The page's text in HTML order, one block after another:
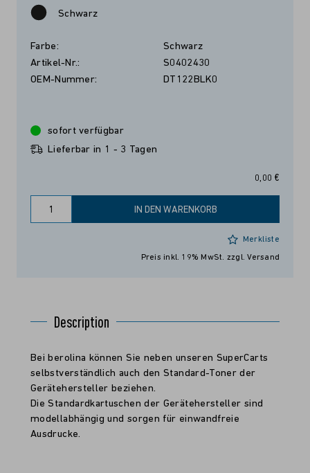
Schwarz
Farbe:
Schwarz
Artikel-Nr.:
S0402430
OEM-Nummer:
DT122BLK0
0,00 €
sofort verfügbar
Lieferbar in 1 - 3 Tagen
IN DEN WARENKORB
Merkliste
Preis inkl. 19% MwSt. zzgl. Versand
Description
Bei berolina können Sie neben unseren SuperCarts
selbstverständlich auch den Standard-Toner der
Gerätehersteller beziehen.
Die Standardkartuschen der Gerätehersteller sind
modellabhängig und sorgen für einwandfreie
Ausdrucke.